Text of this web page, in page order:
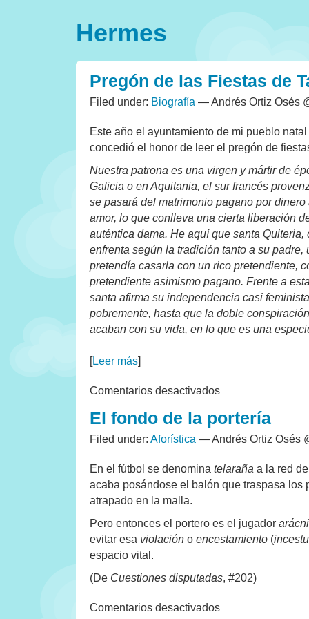
Hermes
Pregón de las Fiestas de
Filed under: Biografía — Andrés Ortiz Osés
Este año el ayuntamiento de mi pueblo natal
concedió el honor de leer el pregón de
Nuestra patrona es una virgen y mártir de
Galicia o en Aquitania, el sur francés
se pasará del matrimonio pagano por
amor, lo que conlleva una cierta liberación
auténtica dama. He aquí que santa
enfrenta según la tradición tanto a su padre,
pretendía casarla con un rico pretendiente,
pretendiente asimismo pagano. Frente a
santa afirma su independencia casi
pobremente, hasta que la doble
acaban con su vida, en lo que es una
[Leer más]
Comentarios desactivados
de
las
Fiestas
Tardienta
(2010)
El fondo de la portería
Filed under: Aforística — Andrés Ortiz Osés
En el fútbol se denomina telaraña a la red
acaba posándose el balón que traspasa los
atrapado en la malla.
Pero entonces el portero es el jugador
evitar esa violación o encestamiento (
espacio vital.
(De Cuestiones disputadas, #202)
Comentarios desactivados